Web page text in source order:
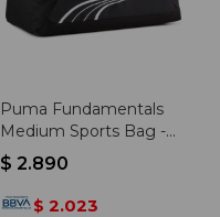
Puma Fundamentals
Medium Sports Bag -
Negro
$ 2.890
$ 2.023